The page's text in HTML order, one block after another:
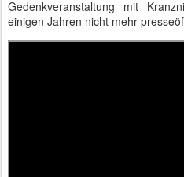
Gedenkveranstaltung mit
einigen Jahren nicht mehr